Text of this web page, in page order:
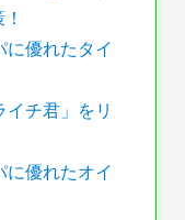
に優れたタイ
チ君」をリ
に優れたオイ